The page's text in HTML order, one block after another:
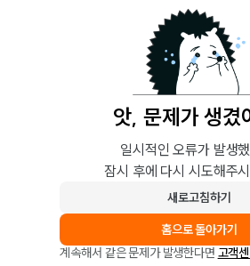
앗, 문제가 생겼
일시적인 오류가 발생
잠시 후에 다시 시도해주
새로고침하기
홈으로 돌아가기
계속해서 같은 문제가 발생한다면 고객